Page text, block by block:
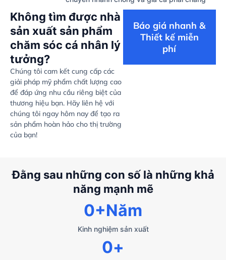
Không tìm được nhà
sản xuất sản phẩm
chăm sóc cá nhân lý
tưởng?
Chúng tôi cam kết cung cấp các
giải pháp mỹ phẩm chất lượng cao
để đáp ứng nhu cầu riêng biệt của
thương hiệu bạn. Hãy liên hệ với
chúng tôi ngay hôm nay để tạo ra
sản phẩm hoàn hảo cho thị trường
của bạn!
Báo giá nhanh &
Thiết kế miễn
phí
Đằng sau những con số là những khả
năng mạnh mẽ
Kinh nghiệm sản xuất
0+Năm
0+